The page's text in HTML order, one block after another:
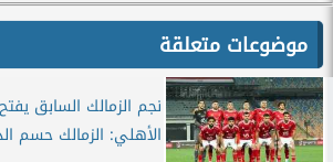
موضوعات متعلقة
نجم الزمالك السابق
الأهلي: الزمالك حسم